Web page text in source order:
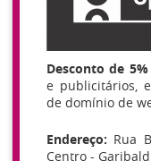
Desconto de 5%
e publicitários,
de domínio de
Endereço: Rua
Centro -